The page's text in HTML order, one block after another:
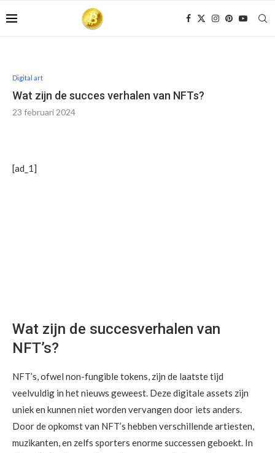
Digital art
Wat zijn de succes verhalen van NFTs?
23 februari 2024
[ad_1]
Wat zijn de succesverhalen van
NFT’s?
NFT’s, ofwel non-fungible tokens, zijn de laatste tijd
veelvuldig in het nieuws geweest. Deze digitale assets zijn
uniek en kunnen niet worden vervangen door iets anders.
Door de opkomst van NFT’s hebben verschillende artiesten,
muzikanten, en zelfs sporters enorme successen geboekt. In